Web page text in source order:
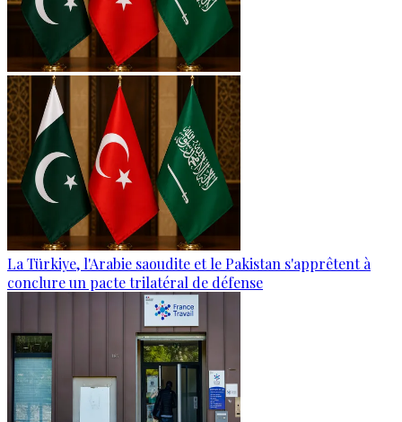
La Türkiye, l'Arabie saoudite et le Pakistan s'apprêtent à
conclure un pacte trilatéral de défense